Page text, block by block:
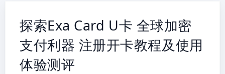
探索Exa Card U卡 全球加密
支付利器 注册开卡教程及使用
体验测评